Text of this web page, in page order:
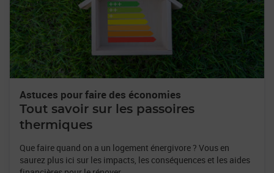
Astuces pour faire des économies
Tout savoir sur les passoires
thermiques
Que faire quand on a un logement énergivore ? Vous en
saurez plus ici sur les impacts, les conséquences et les aides